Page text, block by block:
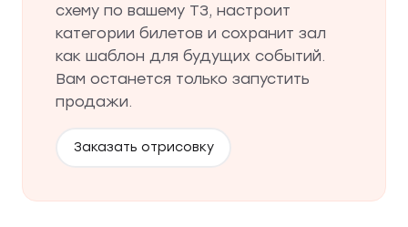
схему по вашему ТЗ, настроит
категории билетов и сохранит зал
как шаблон для будущих событий.
Вам останется только запустить
продажи.
Заказать отрисовку